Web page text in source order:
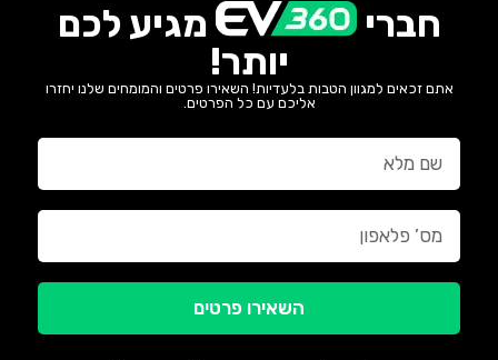
חברי
מגיע לכם
יותר!
אתם זכאים למגוון הטבות בלעדיות! השאירו פרטים והמומחים שלנו יחזרו
אליכם עם כל הפרטים.
השאירו פרטים